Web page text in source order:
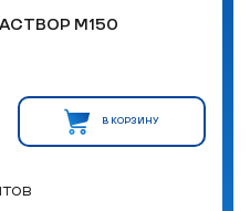
М150
В КОРЗИНУ